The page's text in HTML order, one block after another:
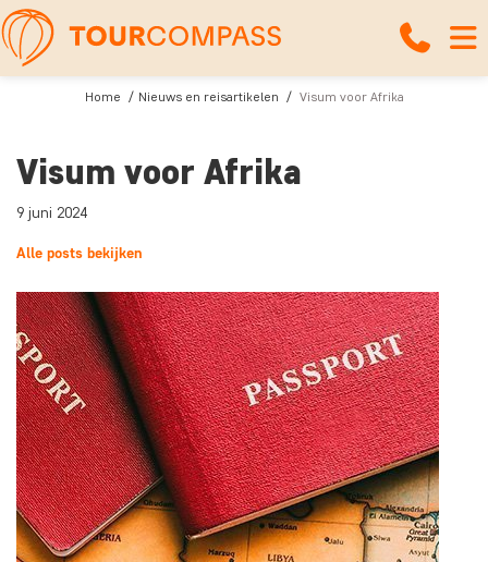
Home Nieuws en reisartikelen Visum voor Afrika
Visum voor Afrika
9 juni 2024
Alle posts bekijken